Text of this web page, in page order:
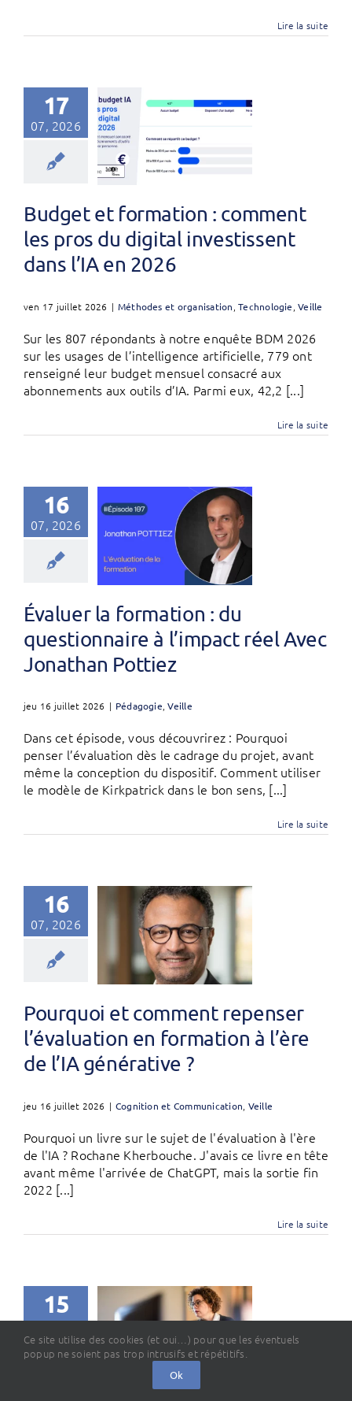
Lire la suite
17
07, 2026
Budget et formation : comment
les pros du digital investissent
dans l’IA en 2026
ven 17 juillet 2026 | Méthodes et organisation ,Technologie ,Veille
Sur les 807 répondants à notre enquête BDM 2026
sur les usages de l’intelligence artificielle, 779 ont
renseigné leur budget mensuel consacré aux
abonnements aux outils d’IA. Parmi eux, 42,2 [...]
Lire la suite
16
07, 2026
Évaluer la formation : du
questionnaire à l’impact réel Avec
Jonathan Pottiez
jeu 16 juillet 2026 | Pédagogie,Veille
Dans cet épisode, vous découvrirez : Pourquoi
penser l’évaluation dès le cadrage du projet, avant
même la conception du dispositif. Comment utiliser
le modèle de Kirkpatrick dans le bon sens, [...]
Lire la suite
16
07, 2026
Pourquoi et comment repenser
l’évaluation en formation à l’ère
de l’IA générative ?
jeu 16 juillet 2026 | Cognition et Communication Veille
Pourquoi un livre sur le sujet de l'évaluation à l'ère
de l'IA ? Rochane Kherbouche. J'avais ce livre en tête
avant même l'arrivée de ChatGPT, mais la sortie fin
2022 [...]
Lire la suite
15
07, 2026
Ce site utilise des cookies (et oui…) pour que les éventuels
popup ne soient pas trop intrusifs et répétitifs.
Ok